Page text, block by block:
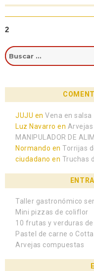
2
JUJU enVena en salsa
Luz Navarro en
MANIPULADOR DE
Normando enTorrijas
ciudadano en Truchas
Taller gastronómico
Mini pizzas de coliflor
10 frutas y verduras
Pastel de carne o
Arvejas compuestas